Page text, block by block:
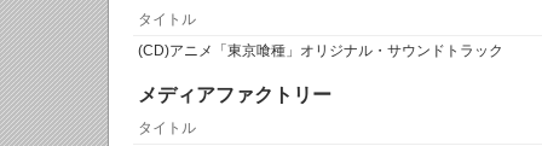
タイトル
(CD)アニメ「東京喰種」オリジナル・サウンドトラック
メディアファクトリー
タイトル